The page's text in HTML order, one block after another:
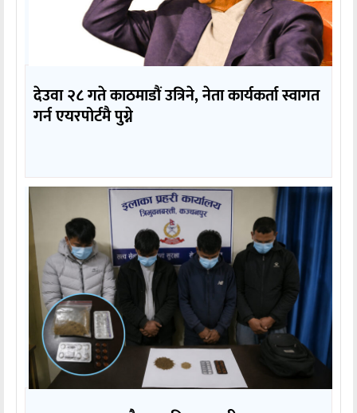
देउवा २८ गते काठमाडौं उत्रिने, नेता कार्यकर्ता स्वागत
गर्न एयरपोर्टमै पुग्ने